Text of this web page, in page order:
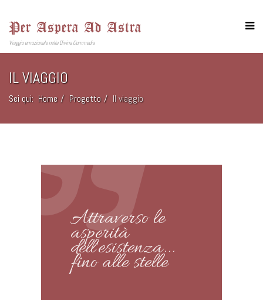
Per Aspera Ad Astra
Viaggio emozionale nella Divina Commedia
IL VIAGGIO
Sei qui: Home Progetto Il viaggio
Attraverso le
asperità
dell'esistenza...
fino alle stelle